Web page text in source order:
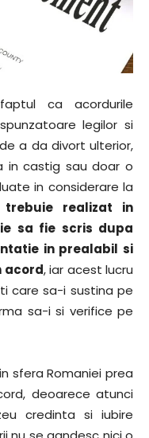
ca acordurile
legilor si
a da divort ulterior,
in castig sau doar o
in considerare la
trebuie realizat in
sa fie scris dupa
in prealabil si
acord, iar acest lucru
care sa-i sustina pe
sa-i si verifice pe
sfera Romaniei prea
deoarece atunci
credinta si iubire